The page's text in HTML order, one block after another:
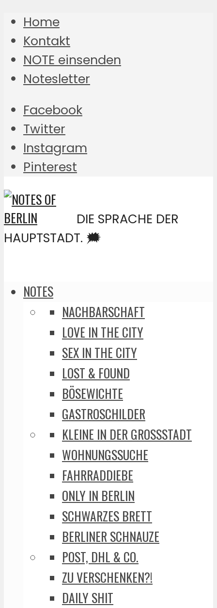
Home
Kontakt
NOTE einsenden
Notesletter
Facebook
Twitter
Instagram
Pinterest
DIE SPRACHE DER
HAUPTSTADT. 🗯️
NOTES
NACHBARSCHAFT
LOVE IN THE CITY
SEX IN THE CITY
LOST & FOUND
BÖSEWICHTE
GASTROSCHILDER
KLEINE IN DER GROSSSTADT
WOHNUNGSSUCHE
FAHRRADDIEBE
ONLY IN BERLIN
SCHWARZES BRETT
BERLINER SCHNAUZE
POST, DHL & CO.
ZU VERSCHENKEN?!
DAILY SHIT